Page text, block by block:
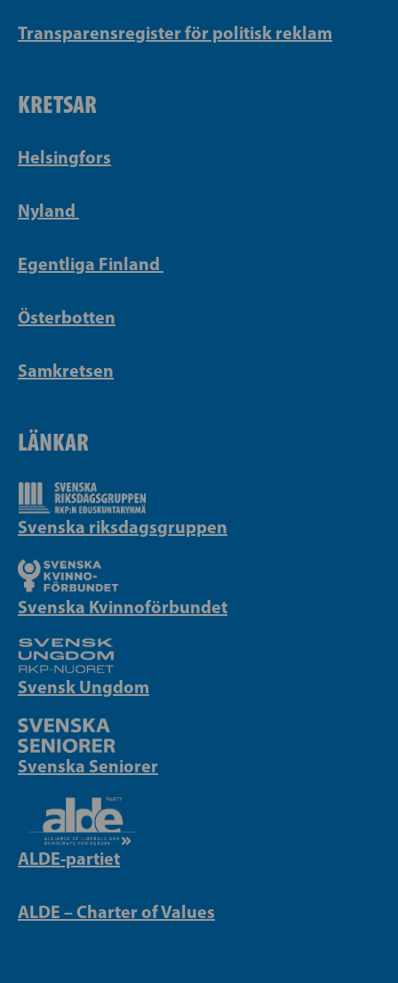
Transparensregister för politisk reklam
KRETSAR
Helsingfors
Nyland
Egentliga Finland
Österbotten
Samkretsen
LÄNKAR
Svenska riksdagsgruppen
Svenska Kvinnoförbundet
Svensk Ungdom
Svenska Seniorer
ALDE-partiet
ALDE – Charter of Values